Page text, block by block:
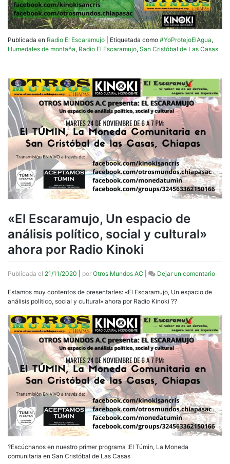
en
de
Publicada en Radio El Escaramujo Etiquetada como #YoProtejoElAgua,
Humedales de montaña, Radio El Escaramujo, San Cristóbal de Las Casas
«El Escaramujo, Un espacio de
análisis político, social y cultural»
ahora por Radio Kinoki
Publicada el 21/11/2020 por Otros Mundos AC Dejar un comentarioen
de
Estamos muy contentos de presentarles: «El Escaramujo, Un espacio de
análisis político, social y cultural» ahora por Radio Kinoki ??
?Escúchanos en nuestro primer programa :El Túmin, La Moneda
comunitaria en San Cristóbal de Las Casas